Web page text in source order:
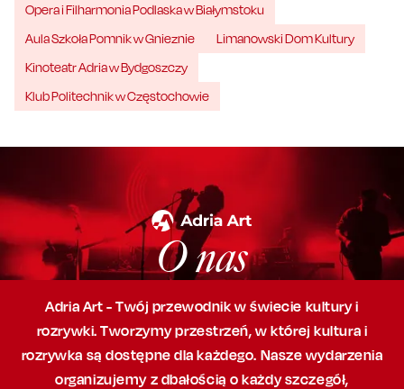
Opera i Filharmonia Podlaska w Białymstoku
Aula Szkoła Pomnik w Gnieznie
Limanowski Dom Kultury
Kinoteatr Adria w Bydgoszczy
Klub Politechnik w Częstochowie
O nas
Adria Art - Twój przewodnik w świecie kultury i
rozrywki. Tworzymy przestrzeń,w której kultura i
rozrywka są dostępne dla każdego. Nasze wydarzenia
organizujemy z dbałością o każdy szczegół,